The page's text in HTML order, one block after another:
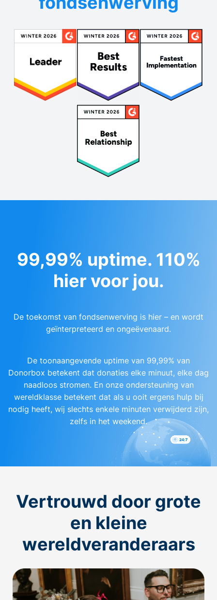
99,99% uptime. 110%
hier voor jou.
De toekomst van fondsenwerving is hier – en wordt
geïnterpreteerd en ongeëvenaard.
De toonaangevende uptime van 99,99% van
Donorbox betekent dat donaties elke minuut, elke dag
naadloos stromen. En onze ondersteuning van
wereldklasse betekent dat als u ooit ergens hulp bij
nodig heeft, wij slechts enkele minuten verwijderd zijn,
zelfs in het weekend.
Vertrouwd door grote
en kleine
wereldveranderaars